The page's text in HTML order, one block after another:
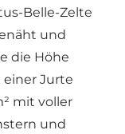
Belle-Zelte
und
die Höhe
einer Jurte
mit voller
und